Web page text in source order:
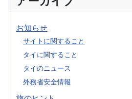
お知らせ
サイトに関すること
タイに関すること
タイのニュース
外務省安全情報